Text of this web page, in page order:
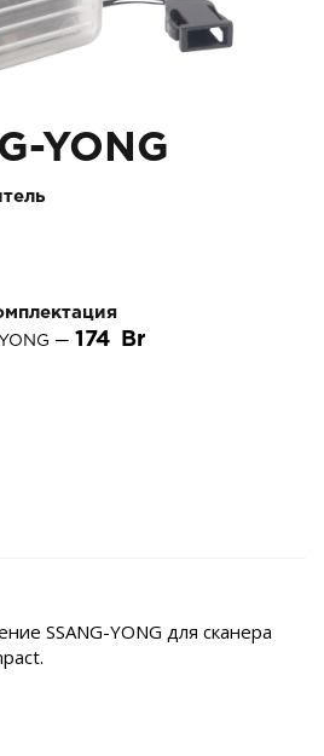
YONG
— 174
SSANG-YONG для сканера